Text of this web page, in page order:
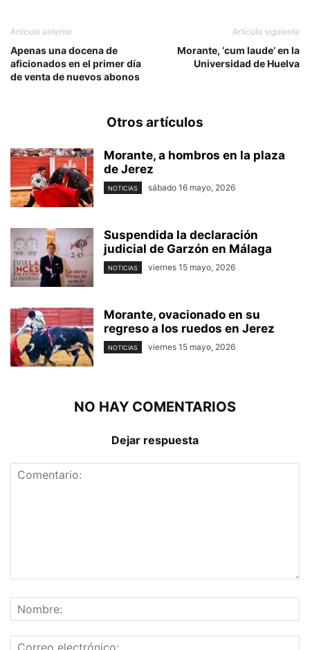
Artículo anterior
Apenas una docena de
aficionados en el primer día
de venta de nuevos abonos
Artículo siguiente
Morante, ‘cum laude’ en la
Universidad de Huelva
Otros artículos
Morante, a hombros en la plaza
de Jerez
NOTICIAS sábado 16 mayo, 2026
Suspendida la declaración
judicial de Garzón en Málaga
NOTICIAS viernes 15 mayo, 2026
Morante, ovacionado en su
regreso a los ruedos en Jerez
NOTICIAS viernes 15 mayo, 2026
NO HAY COMENTARIOS
Dejar respuesta